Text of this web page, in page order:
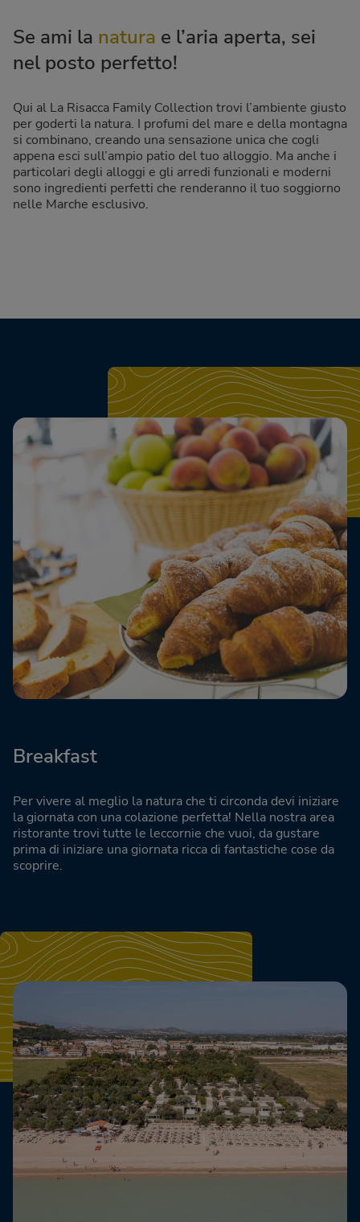
Se ami la natura e l’aria aperta, sei
nel posto perfetto!
Qui al La Risacca Family Collection trovi l’ambiente giusto
per goderti la natura. I profumi del mare e della montagna
si combinano, creando una sensazione unica che cogli
appena esci sull’ampio patio del tuo alloggio. Ma anche i
particolari degli alloggi e gli arredi funzionali e moderni
sono ingredienti perfetti che renderanno il tuo soggiorno
nelle Marche esclusivo.
Breakfast
Per vivere al meglio la natura che ti circonda devi iniziare
la giornata con una colazione perfetta! Nella nostra area
ristorante trovi tutte le leccornie che vuoi, da gustare
prima di iniziare una giornata ricca di fantastiche cose da
scoprire.